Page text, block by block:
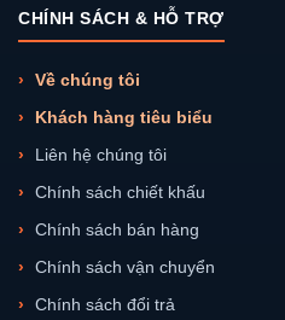
CHÍNH SÁCH & HỖ TRỢ
Về chúng tôi
Khách hàng tiêu biểu
Liên hệ chúng tôi
Chính sách chiết khấu
Chính sách bán hàng
Chính sách vận chuyển
Chính sách đổi trả